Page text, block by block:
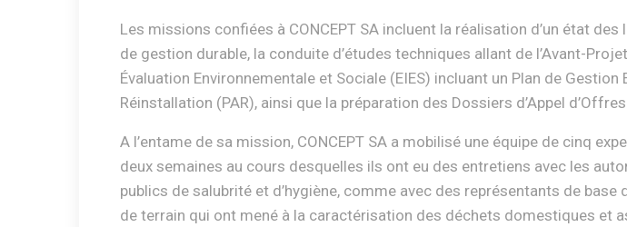
Les missions confiées à CONCEPT SA incluent la réalisation d’un état
de gestion durable, la conduite d’études techniques allant de l’Avant-
Évaluation Environnementale et Sociale (EIES) incluant un Plan de
Réinstallation (PAR), ainsi que la préparation des Dossiers d’Appel
A l’entame de sa mission, CONCEPT SA a mobilisé une équipe de cinq
deux semaines au cours desquelles ils ont eu des entretiens avec les
publics de salubrité et d’hygiène, comme avec des représentants de
de terrain qui ont mené à la caractérisation des déchets domestiques et